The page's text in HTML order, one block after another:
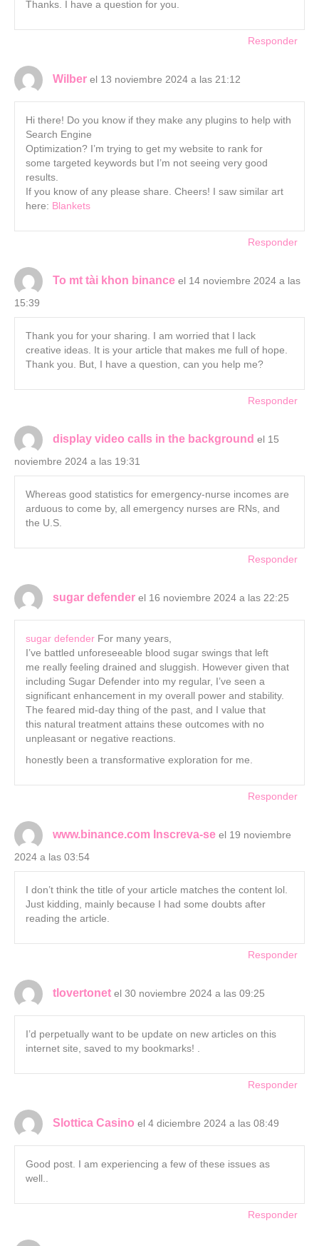
Thanks. I have a question for you.
Responder
Wilber el 13 noviembre 2024 a las 21:12
Hi there! Do you know if they make any plugins to help with
Search Engine
Optimization? I’m trying to get my website to rank for
some targeted keywords but I’m not seeing very good
results.
If you know of any please share. Cheers! I saw similar art
here: Blankets
Responder
To mt tài khon binance el 14 noviembre 2024 a las
15:39
Thank you for your sharing. I am worried that I lack
creative ideas. It is your article that makes me full of hope.
Thank you. But, I have a question, can you help me?
Responder
display video calls in the background el 15
noviembre 2024 a las 19:31
Whereas good statistics for emergency-nurse incomes are
arduous to come by, all emergency nurses are RNs, and
the U.S.
Responder
sugar defender el 16 noviembre 2024 a las 22:25
sugar defender For many years,
I’ve battled unforeseeable blood sugar swings that left
me really feeling drained and sluggish. However given that
including Sugar Defender into my regular, I’ve seen a
significant enhancement in my overall power and stability.
The feared mid-day thing of the past, and I value that
this natural treatment attains these outcomes with no
unpleasant or negative reactions.
honestly been a transformative exploration for me.
Responder
www.binance.com Inscreva-se el 19 noviembre
2024 a las 03:54
I don’t think the title of your article matches the content lol.
Just kidding, mainly because I had some doubts after
reading the article.
Responder
tlovertonet el 30 noviembre 2024 a las 09:25
I’d perpetually want to be update on new articles on this
internet site, saved to my bookmarks! .
Responder
Slottica Casino el 4 diciembre 2024 a las 08:49
Good post. I am experiencing a few of these issues as
well..
Responder